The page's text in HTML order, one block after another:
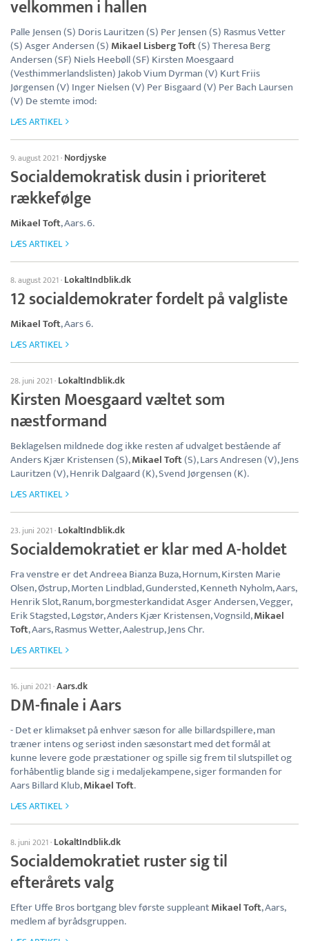
velkommen i hallen
Palle Jensen (S) Doris Lauritzen (S) Per Jensen (S) Rasmus Vetter
(S) Asger Andersen (S) Mikael Lisberg Toft(S) Theresa Berg
Andersen (SF) Niels Heebøll (SF) Kirsten Moesgaard
(Vesthimmerlandslisten) Jakob Vium Dyrman (V) Kurt Friis
Jørgensen (V) Inger Nielsen (V) Per Bisgaard (V) Per Bach Laursen
(V) De stemte imod:
LÆS ARTIKEL
9. august 2021· Nordjyske
Socialdemokratisk dusin i prioriteret
rækkefølge
Mikael Toft, Aars. 6.
LÆS ARTIKEL
8. august 2021· LokaltIndblik.dk
12 socialdemokrater fordelt på valgliste
Mikael Toft, Aars 6.
LÆS ARTIKEL
28. juni 2021· LokaltIndblik.dk
Kirsten Moesgaard væltet som
næstformand
Beklagelsen mildnede dog ikke resten af udvalget bestående af
Anders Kjær Kristensen (S),Mikael Toft(S), Lars Andresen (V), Jens
Lauritzen (V), Henrik Dalgaard (K), Svend Jørgensen (K).
LÆS ARTIKEL
23. juni 2021· LokaltIndblik.dk
Socialdemokratiet er klar med A-holdet
Fra venstre er det Andreea Bianza Buza, Hornum, Kirsten Marie
Olsen, Østrup, Morten Lindblad, Gundersted, Kenneth Nyholm, Aars,
Henrik Slot, Ranum, borgmesterkandidat Asger Andersen, Vegger,
Erik Stagsted, Løgstør, Anders Kjær Kristensen, Vognsild,Mikael
Toft, Aars, Rasmus Wetter, Aalestrup, Jens Chr.
LÆS ARTIKEL
16. juni 2021·Aars.dk
DM-finale i Aars
- Det er klimakset på enhver sæson for alle billardspillere, man
træner intens og seriøst inden sæsonstart med det formål at
kunne levere gode præstationer og spille sig frem til slutspillet og
forhåbentlig blande sig i medaljekampene, siger formanden for
Aars Billard Klub,Mikael Toft.
LÆS ARTIKEL
8. juni 2021· LokaltIndblik.dk
Socialdemokratiet ruster sig til
efterårets valg
Efter Uffe Bros bortgang blev første suppleantMikael Toft, Aars,
medlem af byrådsgruppen.